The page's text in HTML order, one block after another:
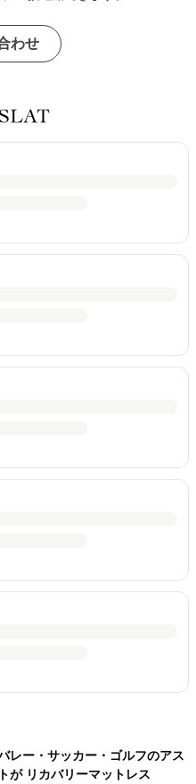
わせ
レー・サッカー・ゴルフのアス
が リカバリーマットレス